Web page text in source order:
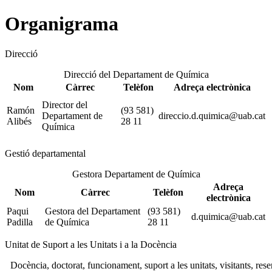
Organigrama
Direcció
Direcció del Departament de Química
Nom
Càrrec Telèfon Adreça electrònica
Ramón
Alibés
Director del
Departament de
Química
(93 581)
28 11
direccio.d.quimica@uab.cat
Gestió departamental
Gestora Departament de Química
Nom
Càrrec Telèfon
Adreça
electrònica
Paqui
Padilla
Gestora del Departament
de Química
(93 581)
28 11
d.quimica@uab.cat
Unitat de Suport a les Unitats i a la Docència
Docència, doctorat, funcionament, suport a les unitats, visitants,